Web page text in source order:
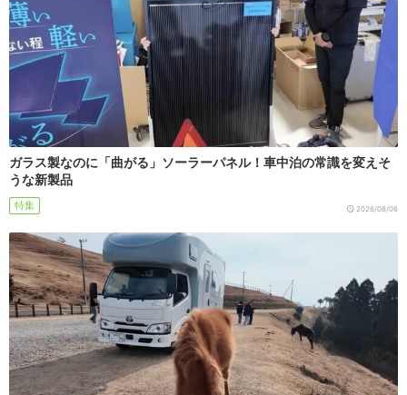
ガラス製なのに「曲がる」ソーラーパネル！車中泊の常識を変えそ
うな新製品
特集 2026/08/06